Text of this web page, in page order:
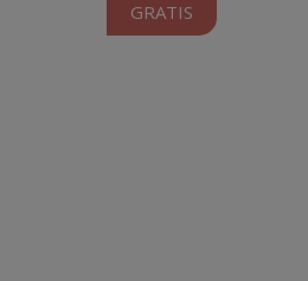
GRATIS